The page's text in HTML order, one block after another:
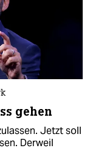
gehen
Jetzt soll
Derweil